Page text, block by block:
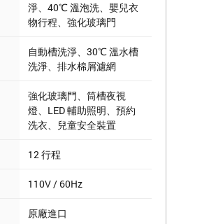
淨、40℃ 溫泡洗、嬰兒衣
物行程、強化玻璃門
自動槽洗淨、30℃ 溫水槽
洗淨、排水棉屑濾網
強化玻璃門、筒槽夜視
燈、LED 輔助照明、預約
洗衣、兒童安全裝置
12 行程
110V / 60Hz
原廠進口